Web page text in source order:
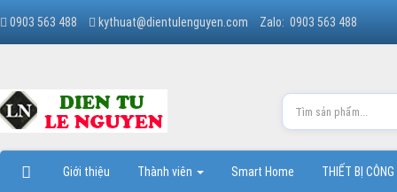
0903 563 488 kythuat@dientulenguyen.com Zalo: 0903 563 488
Giới thiệu Thành viên Smart Home THIẾT BỊ